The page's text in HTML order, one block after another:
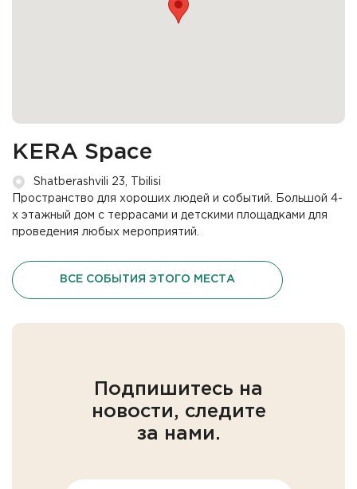
KERA Space
Shatberashvili 23, Tbilisi
Пространство для хороших людей и событий. Большой 4-
х этажный дом с террасами и детскими площадками для
проведения любых мероприятий.
ВСЕ СОБЫТИЯ ЭТОГО МЕСТА
Подпишитесь на
новости, следите
за нами.